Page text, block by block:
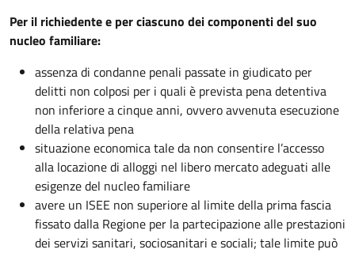
Per il richiedente e per ciascuno dei componenti del suo
nucleo familiare:
assenza di condanne penali passate in giudicato per
delitti non colposi per i quali è prevista pena detentiva
non inferiore a cinque anni, ovvero avvenuta esecuzione
della relativa pena
situazione economica tale da non consentire l’accesso
alla locazione di alloggi nel libero mercato adeguati alle
esigenze del nucleo familiare
avere un ISEE non superiore al limite della prima fascia
fissato dalla Regione per la partecipazione alle prestazioni
dei servizi sanitari, sociosanitari e sociali; tale limite può